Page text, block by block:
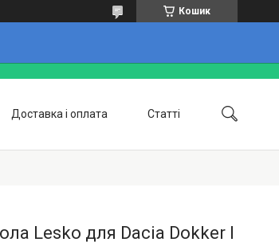
Кошик
Доставка і оплата Статті
в Telegram Фотогалерея
Lesko для Dacia Dokker I